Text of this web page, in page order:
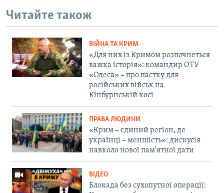
Читайте також
ВІЙНА ТА КРИМ
«Для них із Кримом розпочнеться
важка історія»: командир ОТУ
«Одеса» – про пастку для
російських військ на
Кінбурнській косі
ПРАВА ЛЮДИНИ
«Крим – єдиний регіон, де
українці – меншість»: дискусія
навколо нової пам'ятної дати
ВІДЕО
Блокада без сухопутної операції: